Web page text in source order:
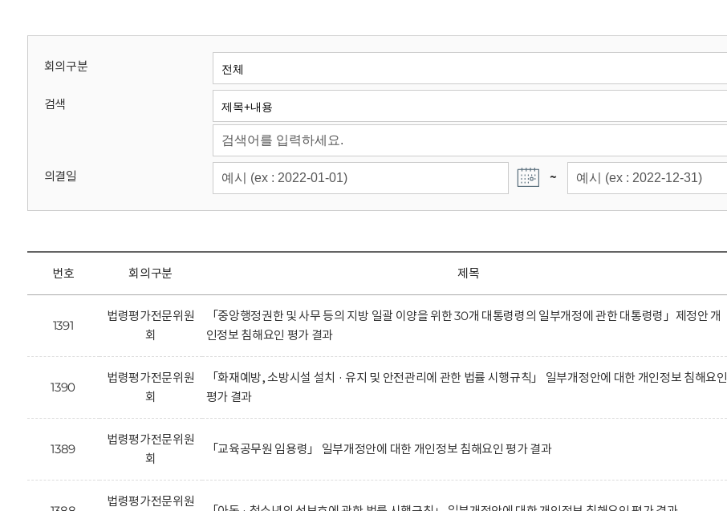
회
회의구분
검색
의결일 ~
번호 회의구분 제목
1391
법령평가전문위원
회
「중앙행정권한 및 사무 등의 지방 일괄 이양을 위한 30개 대통령령의 일부개정에 관한 대통령령」제정안 개
인정보 침해요인 평가 결과
1390
법령평가전문위원
회
「화재예방, 소방시설 설치 · 유지 및 안전관리에 관한 법률 시행규칙」 일부개정안에 대한 개인정보 침해요인
평가 결과
1389
법령평가전문위원
회
「교육공무원 임용령」 일부개정안에 대한 개인정보 침해요인 평가 결과
법령평가전문위원